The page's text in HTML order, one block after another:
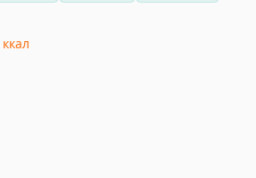
ккал